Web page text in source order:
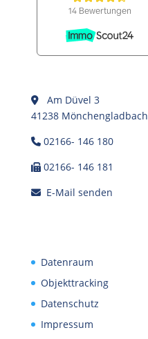
Am Düvel 3
41238 Mönchengladbach
02166- 146 180
02166- 146 181
E-Mail senden
Datenraum
Objekttracking
Datenschutz
Impressum